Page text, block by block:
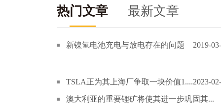
热门文章 最新文章
新镍氢电池充电与放电存在的问题 2019-
TSLA正为其上海厂争取一块价值1....2023-
澳大利亚的重要锂矿将使其进一步巩固其...